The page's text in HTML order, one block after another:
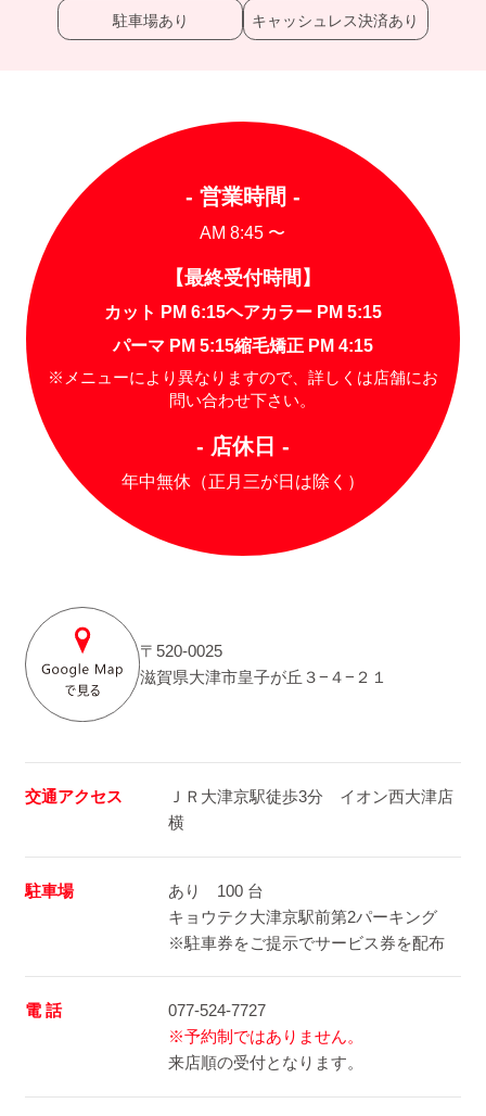
駐車場あり キャッシュレス決済あり
- 営業時間 -
AM 8:45 〜
【最終受付時間】
カット PM 6:15ヘアカラー PM 5:15
パーマ PM 5:15縮毛矯正 PM 4:15
※メニューにより異なりますので、詳しくは店舗にお
問い合わせ下さい。
- 店休日 -
年中無休（正月三が日は除く）
〒520-0025
滋賀県大津市皇子が丘３−４−２１
交通アクセス
ＪＲ大津京駅徒歩3分 イオン西大津店
横
駐車場
あり 100 台
キョウテク大津京駅前第2パーキング
※駐車券をご提示でサービス券を配布
電 話
077-524-7727
※予約制ではありません。
来店順の受付となります。